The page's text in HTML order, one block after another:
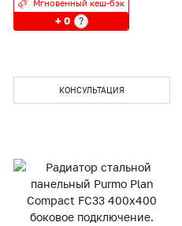
Мгновенный кеш-бэк
+ 0 ?
КОНСУЛЬТАЦИЯ